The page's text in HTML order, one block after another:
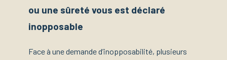
ou une sûreté vous est déclaré
inopposable
Face à une demande d’inopposabilité, plusieurs